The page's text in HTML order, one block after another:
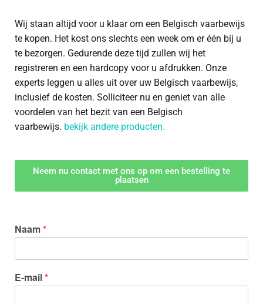
Wij staan altijd voor u klaar om een Belgisch vaarbewijs
te kopen. Het kost ons slechts een week om er één bij u
te bezorgen. Gedurende deze tijd zullen wij het
registreren en een hardcopy voor u afdrukken. Onze
experts leggen u alles uit over uw Belgisch vaarbewijs,
inclusief de kosten. Solliciteer nu en geniet van alle
voordelen van het bezit van een Belgisch
vaarbewijs. bekijk andere producten.
Neem nu contact met ons op om een bestelling te
plaatsen
Naam*
E-mail*